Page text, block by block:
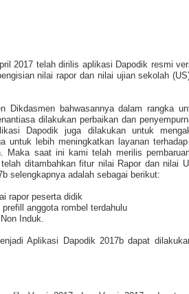
2017 telah dirilis aplikasi Dapodik resmi
nilai rapor dan nilai ujian sekolah
bahwasannya dalam rangka
dilakukan perbaikan dan
Dapodik juga dilakukan untuk
untuk lebih meningkatkan layanan
Maka saat ini kami telah merilis
ditambahkan fitur nilai Rapor dan nilai
selengkapnya adalah sebagai berikut:
rapor peserta didik
anggota rombel terdahulu
Induk.
Aplikasi Dapodik 2017b dapat